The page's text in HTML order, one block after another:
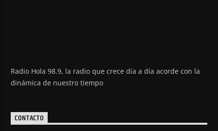
Radio Hola 98.9, la radio que crece día a día acorde con la
dinámica de nuestro tiempo
CONTACTO